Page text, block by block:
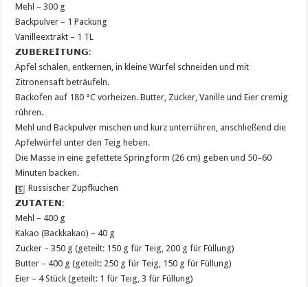
Mehl – 300 g
Backpulver – 1 Packung
Vanilleextrakt – 1 TL
𝗭𝗨𝗕𝗘𝗥𝗘𝗜𝗧𝗨𝗡𝗚:
Äpfel schälen, entkernen, in kleine Würfel schneiden und mit
Zitronensaft beträufeln.
Backofen auf 180 °C vorheizen. Butter, Zucker, Vanille und Eier cremig
rühren.
Mehl und Backpulver mischen und kurz unterrühren, anschließend die
Apfelwürfel unter den Teig heben.
Die Masse in eine gefettete Springform (26 cm) geben und 50–60
Minuten backen.
Russischer Zupfkuchen
𝗭𝗨𝗧𝗔𝗧𝗘𝗡:
Mehl – 400 g
Kakao (Backkakao) – 40 g
Zucker – 350 g (geteilt: 150 g für Teig, 200 g für Füllung)
Butter – 400 g (geteilt: 250 g für Teig, 150 g für Füllung)
Eier – 4 Stück (geteilt: 1 für Teig, 3 für Füllung)